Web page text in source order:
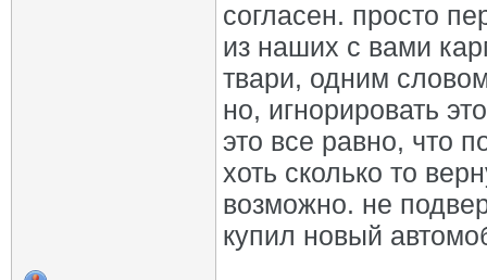
согласен. просто
из наших с вами
твари, одним
но, игнорировать
это все равно, что
хоть сколько то
возможно. не
купил новый